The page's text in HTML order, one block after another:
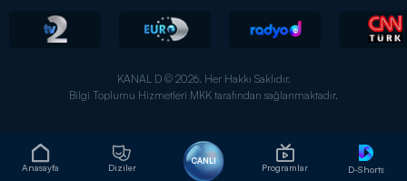
Anasayfa Diziler
CANLI
Programlar D-Shorts
KANAL D © 2026. Her Hakkı Saklıdır.
Bilgi Toplumu Hizmetleri MKK tarafından sağlanmaktadır.